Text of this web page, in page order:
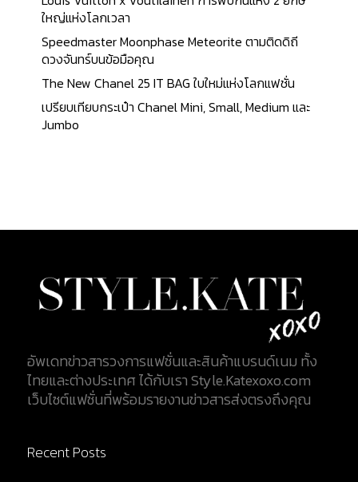
พิถีพิถัน มากถึง 52 เม็ด พร้อมกับกระจกคริสตัล
แซฟไฟร์กันรอยขีดข่วน พร้อมแว่นขยายไซคลอปส์ตรง
บริเวณหน้าต่างแสดงวันที่ ใช้ระบบกลไกไขลานแบบอัต
โนมัติโครโนมิเตอร์ (Chronometer) ที่ได้รับการรับรอง
อย่างเป็นทางการ จาก 8 รุ่นใหม่ ที่นำเสนอในปีนั้น มี 4
รุ่นที่มีการออกแบบหน้าปัดเป็นรูปดอกไม้ มีทั้งหมด 4 สี
ด้วยกันคือ สีชมพู สีเขียว สีเงินและสีบรอนซ์ ประกอบ
ใหญ่แห่งโลกเวลา
Speedmaster Moonphase Meteorite ตามติดดิถี
ดวงจันทร์บนข้อมือคุณ
The New Chanel 25 IT BAG ใบใหม่แห่งโลกแฟชั่น
เปรียบเทียบกระเป๋า Chanel Mini, Small, Medium และ
Jumbo
อัพเดทข่าวสารวงการแฟชั่นและสินค้าแบรนด์เนม ทั้ง
ไทยและต่างประเทศ ได้กับเรา Style.Katexoxo.com
เว็บไซต์แฟชั่นที่พร้อมรายงานข่าวสารส่งตรงถึงคุณ
Recent Posts